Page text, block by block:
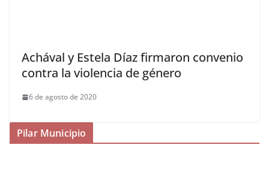
Achával y Estela Díaz firmaron convenio
contra la violencia de género
6 de agosto de 2020
Pilar Municipio